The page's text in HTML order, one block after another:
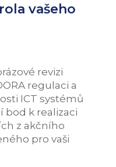
vašeho
revizi
regulaci a
ICT systémů
bod k realizaci
z akčního
pro vaši